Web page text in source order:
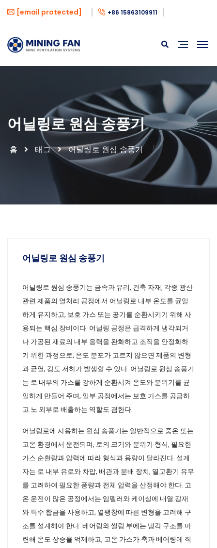
[email protected] +86 15863109911
어닐링로 원심 송풍기
홈 태그 어닐링로 원심 송풍기
어닐링로 원심 송풍기
어닐링로 원심 송풍기는 금속과 유리, 건축 자재, 각종 광산
관련 제품의 열처리 공정에서 어닐링로 내부 온도를 균일
하게 유지하고, 보호 가스 또는 공기를 순환시키기 위해 사
용되는 핵심 장비이다. 어닐링 공정은 급격하게 냉각되거
나 가공된 재료의 내부 응력을 완화하고 조직을 안정화하
기 위한 과정으로, 온도 분포가 고르지 않으면 제품의 변형
과 균열, 강도 저하가 발생할 수 있다. 어닐링로 원심 송풍기
는 로 내부의 가스를 강하게 순환시켜 온도와 분위기를 균
일하게 만들어 주며, 일부 공정에서는 보호 가스를 공급하
고 노 외부로 배출하는 역할도 겸한다.
어닐링로에 사용하는 원심 송풍기는 일반적으로 중온 또는
고온 환경에서 운전되며, 로의 크기와 분위기 형식, 필요한
가스 순환량과 압력에 따라 형식과 용량이 달라진다. 설계
자는 로 내부 유로와 차압, 배관과 분배 장치, 열교환기 유무
를 고려하여 필요한 풍량과 전체 압력을 산정해야 한다. 고
온 운전이 많은 공정에서는 임펠러와 케이싱에 내열 강재
와 특수 합금을 사용하고, 열팽창에 따른 변형을 고려해 구
조를 설계해야 한다. 베어링와 씰링 부에는 냉각 구조를 마
련해 온도 상승을 억제하고, 고온 가스가 축과 베어링에 직